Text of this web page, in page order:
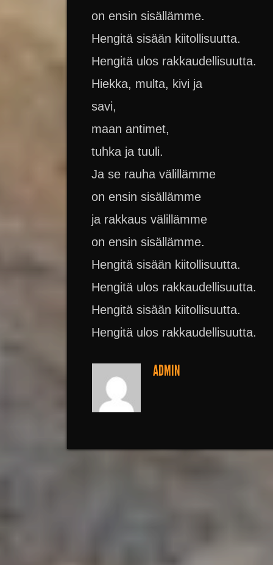
on ensin sisällämme.
Hengitä sisään kiitollisuutta.
Hengitä ulos rakkaudellisuutta.
Hiekka, multa, kivi ja
savi,
maan antimet,
tuhka ja tuuli.
Ja se rauha välillämme
on ensin sisällämme
ja rakkaus välillämme
on ensin sisällämme.
Hengitä sisään kiitollisuutta.
Hengitä ulos rakkaudellisuutta.
Hengitä sisään kiitollisuutta.
Hengitä ulos rakkaudellisuutta.
ADMIN